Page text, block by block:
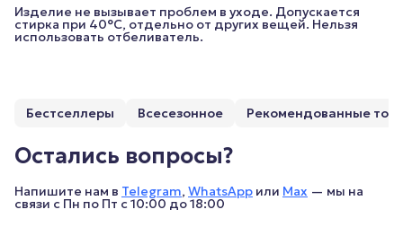
Изделие не вызывает проблем в уходе. Допускается
стирка при 40°C, отдельно от других вещей. Нельзя
использовать отбеливатель.
Бестселлеры Всесезонное Рекомендованные
Остались вопросы?
Напишите нам в Telegram, WhatsApp или Max — мы на
связи с Пн по Пт с 10:00 до 18:00